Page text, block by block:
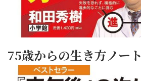
75歳からの生き方ノート